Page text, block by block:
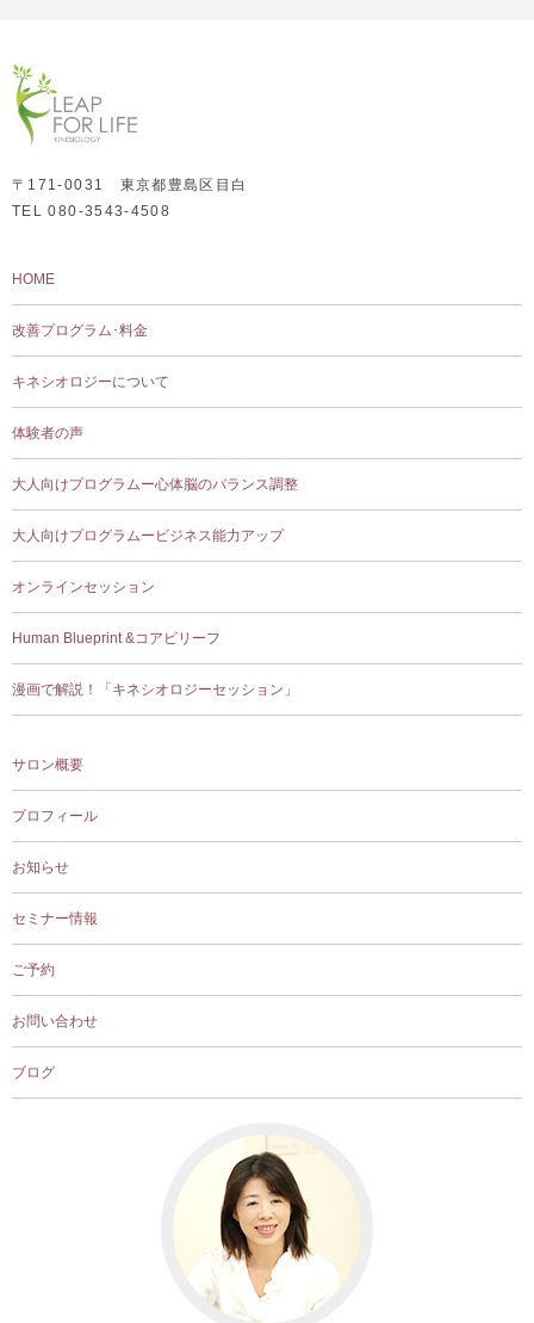
〒171-0031 東京都豊島区目白
TEL 080-3543-4508
HOME
改善プログラム･料金
キネシオロジーについて
体験者の声
大人向けプログラムー心体脳のバランス調整
大人向けプログラムービジネス能力アップ
オンラインセッション
Human Blueprint &コアビリーフ
漫画で解説！「キネシオロジーセッション」
サロン概要
プロフィール
お知らせ
セミナー情報
ご予約
お問い合わせ
ブログ